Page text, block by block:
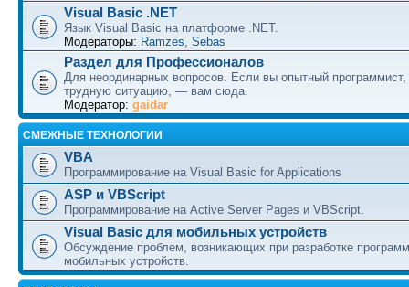
Visual Basic .NET
Язык Visual Basic на платформе .NET.
Модераторы: Ramzes, Sebas
Раздел для Профессионалов
Для неординарных вопросов. Если вы опытный
трудную ситуацию, — вам сюда.
Модератор: gaidar
СМЕЖНЫЕ ТЕХНОЛОГИИ
VBA
Программирование на Visual Basic for Applications
ASP и VBScript
Программирование на Active Server Pages и VBScript.
Visual Basic для мобильных устройств
Обсуждение проблем, возникающих при разработке
мобильных устройств.